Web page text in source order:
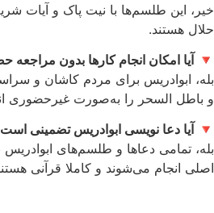
خیر، این طلسم‌ها با نیت پاک و آیات
حلال هستند.
🔻 آیا امکان انجام کارها بدون مراجعه
بله، ابوادریس برای مردم کاشان و
و باطل السحر را به‌صورت غیرحضوری
🔻 آیا دعا نویسی ابوادریس تضمینی
بله، تمامی دعاها و طلسم‌های
اصلی انجام می‌شوند و کاملا قرآنی